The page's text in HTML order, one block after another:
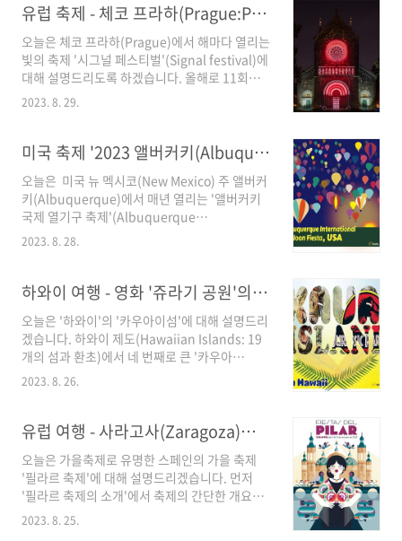
후, Summry에서 이야기를 마무리하겠습니다.
그럼 박력 넘치는 '기시와다 단지리 축제'의 현장
으로 빨리 가보겠습니다. ※ 일본 일 년 내내 축제
(마츠리)가 열린다고 해도 과언이 아닙니다. 실제
로 얼마나 열릴까요? 지역이나 마을의 크고 작은
마츠리를 모두 합치면 일 년 동안 2,400 여개 축
는 시간입니다. 1. '..
유럽 축제 - 체코 프라하(Prague:Praha)의 '시그널 페스티벌'(Signal Festival) - 체코 프라하 여행
오늘은 체코 프라하(Prague)에서 해마다 열리는
빛의 축제 '시그널 페스티벌'(Signal festival)에
대해 설명드리도록 하겠습니다. 올해로 11회를
맞이하는 '시그널 페스티벌'은 체코 최대 규모의
페스티벌의 역사'에 대해 이야기드리겠습니다.
이어서 올해 특별한 게 준비된 '2023 시그널 페
스티벌에서 주목해야 할 이벤트'에 대해 간단히
설명드리고 Summary로 마무리하겠습니다. 꿈
과 낭만의 도시 프라하에서 펼쳐지는 빛의 향연
'시그널 페스티벌'로 빨리 같이 가시죠. 1. '시그
라고 하는 ..
2023. 8. 29.
미국 축제 '2023 앨버커키(Albuquerque) 국제 열기구 축제(International Balloon Fiesta)' - 미국 자유 여행
오늘은 미국 뉴 멕시코(New Mexico) 주 앨버커
키(Albuquerque)에서 매년 열리는 '앨버커키
국제 열기구 축제'(Albuquerque
International Balloon Fiesta)에 대해 이야기
우선 서두에서 '앨버커키 국제 열기구 축제의 개
요'에 대해 설명드리고, 다음으로 '국제 열기구 축
제의 역사'와 '국제 열기구 축제의 행사 프로그
램', 그리고 '지역사회에 미치는 영향'에 대해 설
명드린 후, Summary로 마무리하겠습니다. 그
럼 미국의 '앨버커키 국제 열기구 축제'로 같이 가
2023. 8. 28.
하와이 여행 - 영화 '쥬라기 공원'의 고향 '카우아이 섬'(Kauai Island) - 하와이 자유 여행
오늘은 '하와이'의 '카우아이섬'에 대해 설명드리
겠습니다. 하와이 제도(Hawaiian Islands: 19
개의 섬과 환초)에서 네 번째로 큰 '카우아
이'(Kauai) 섬은 수천 년의 세월과 자연이 빚어
낸 청록빛 계곡, 깎아지른듯한 절벽과 뾰족한 산,
다운 자연경관으로 유명한 곳입니다. '가든 아일
랜드'(Garden Island)라고도 불리며, 자연의 아
름다움과 다양성이 눈에 띄는 특별한 장소입니
다. 이 섬은 영화 '쥬라기 공원'(Jurassic Park)
과 같은 몇몇 유명한 작품의 촬영 장소로도 알려
져 있습니다. 이 섬에서 꼭 봐야 할 관광 필수 장
2023. 8. 26.
유럽 여행 - 사라고사(Zaragoza)의 필라르 축제 ( Fiestas del Pilar) - 스페인 가을 축제
오늘은 가을축제로 유명한 스페인의 가을 축제
'필라르 축제'에 대해 설명드리겠습니다. 먼저
'필라르 축제의 소개'에서 축제의 간단한 개요를
설명드린 후, '필라르 축제의 유래'에 대해 말씀드
리겠습니다. 그리고 바로 '필라르 축제 2023의
2023. 8. 25.